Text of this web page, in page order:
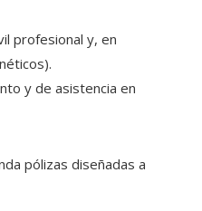
profesional y, en
y de asistencia en
pólizas diseñadas a